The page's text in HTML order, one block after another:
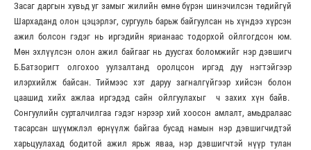
Засаг даргын хувьд уг замыг жилийн өмнө бүрэн шинэчилсэн төдийгүй
Шархаданд олон цэцэрлэг, сургууль барьж байгуулсан нь хүндээ хүрсэн
ажил болсон гэдэг нь иргэдийн ярианаас тодорхой ойлгогдсон юм.
Мөн эхлүүлсэн олон ажил байгааг нь дуусгах боломжийг нэр дэвшигч
Б.Батзоригт олгохоо уулзалтанд оролцсон иргэд дуу нэгтэйгээр
илэрхийлж байсан. Тиймээс хэт даруу загналгүйгээр хийсэн болон
цаашид хийх ажлаа иргэдэд сайн ойлгуулахыг ч захих хүн байв.
Сонгуулийн сурталчилгаа гэдэг нэрээр хий хоосон амлалт, амьдралаас
тасарсан шүүмжлэл өрнүүлж байгаа бусад намын нэр дэвшигчидтэй
харьцуулахад бодитой ажил ярьж яваа, нэр дэвшигчтэй нүүр тулан